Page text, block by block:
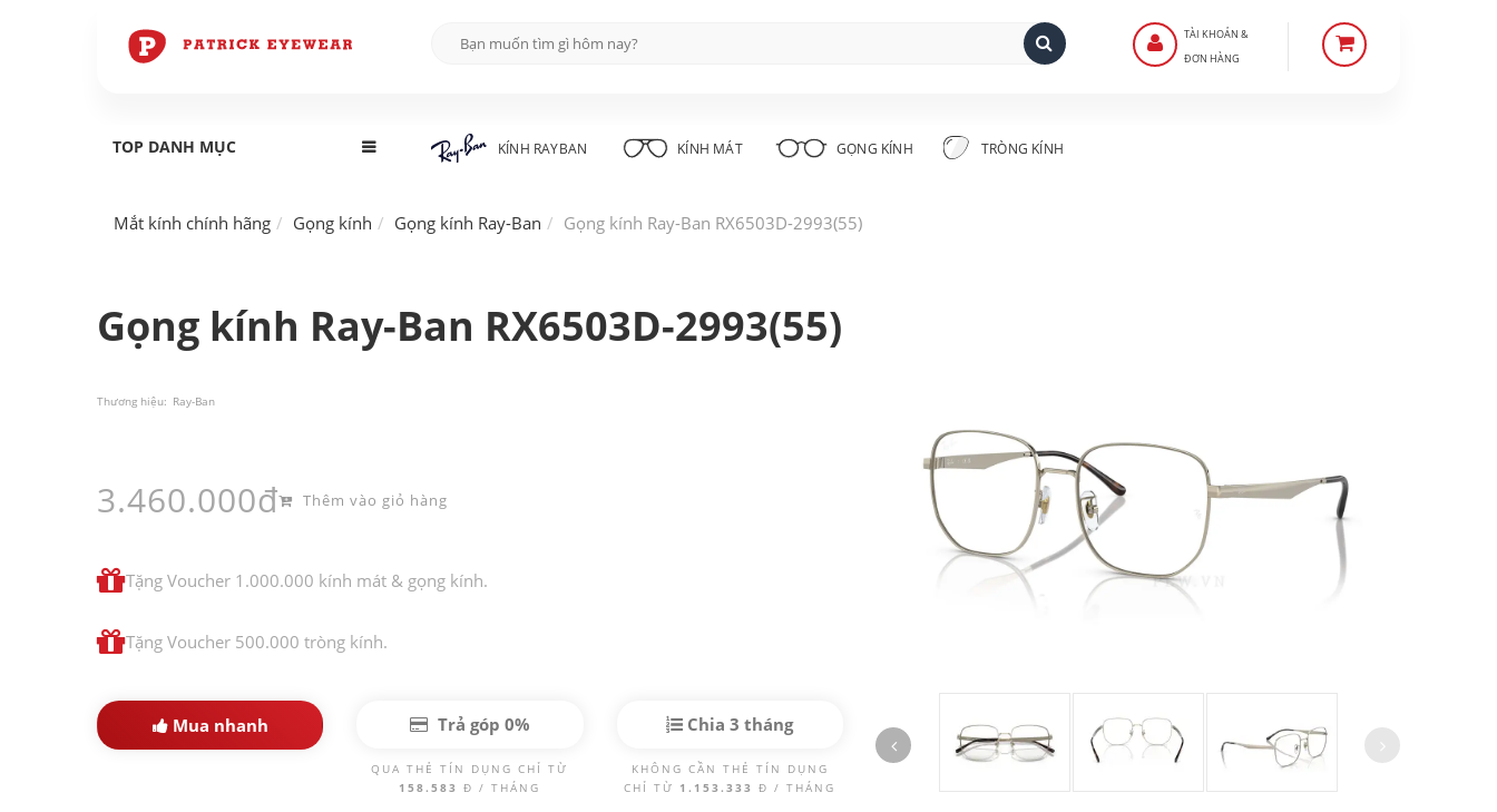
TÀI KHOẢN &
ĐƠN HÀNG
TOP DANH MỤC KÍNH RAYBAN KÍNH MÁT GỌNG KÍNH TRÒNG KÍNH
Mắt kính chính hãng Gọng kính Gọng kính Ray-Ban Gọng kính Ray-Ban RX6503D-2993(55)
Gọng kính Ray-Ban RX6503D-2993(55)
Thương hiệu: Ray-Ban
3.460.000đ Thêm vào giỏ hàng
Tặng Voucher 1.000.000 kính mát & gọng kính.
Tặng Voucher 500.000 tròng kính.
Mua nhanh Trả góp 0%
QUA THẺ TÍN DỤNG CHỈ TỪ
158.583Đ / THÁNG
Chia 3 tháng
KHÔNG CẦN THẺ TÍN DỤNG
CHỈ TỪ 1.153.333Đ / THÁNG